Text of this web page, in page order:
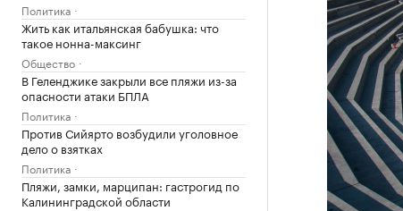
Политика
Жить как итальянская бабушка: что
такое нонна-максинг
Общество
В Геленджике закрыли все пляжи из-за
опасности атаки БПЛА
Политика
Против Сийярто возбудили уголовное
дело о взятках
Политика
Пляжи, замки, марципан: гастрогид по
Калининградской области